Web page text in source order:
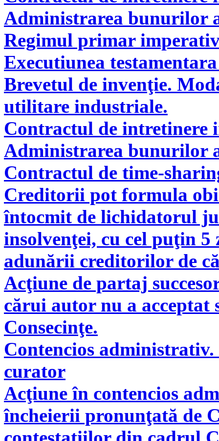
Administrarea bunurilor
Regimul primar
Executiunea
Brevetul de invenţie.
utilitare industriale.
Contractul de intretinere
Administrarea bunurilor
Contractul de time-
Creditorii pot formula
întocmit de lichidatorul
insolvenţei, cu cel puţin
adunării creditorilor de
Acţiune de partaj
cărui autor nu a acceptat
Consecinţe.
Contencios
curator
Acţiune în contencios
încheierii pronunţată de